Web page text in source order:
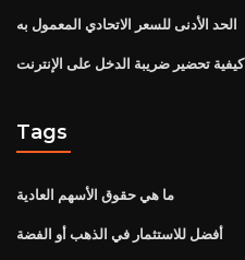
الحد الأدنى للسعر الاتحادي المعمول به
كيفية تحضير ضريبة الدخل على الإنترنت
Tags
ما هي حقوق الأسهم العادية
أفضل للاستثمار في الذهب أو الفضة